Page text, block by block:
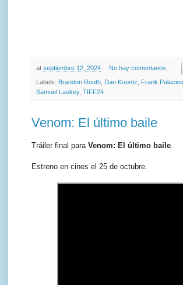
at septiembre 12, 2024 No hay comentarios:
Labels: Brandon Routh Dan Koontz Frank Palacios
Samuel Laskey, TIFF24
Venom: El último baile
Tráiler final para Venom: El último baile
Estreno en cines el 25 de octubre.